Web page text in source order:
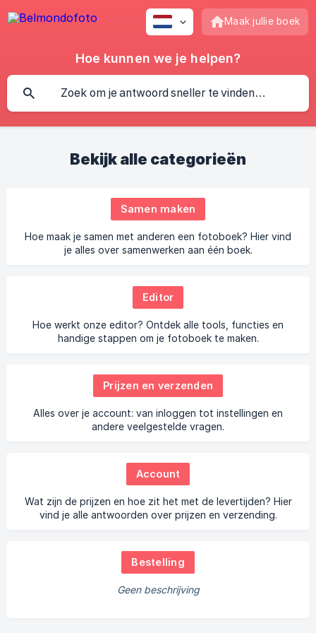
Maak jullie boek
Hoe kunnen we je helpen?
Bekijk alle categorieën
Samen maken
Hoe maak je samen met anderen een fotoboek? Hier vind
je alles over samenwerken aan één boek.
Editor
Hoe werkt onze editor? Ontdek alle tools, functies en
handige stappen om je fotoboek te maken.
Prijzen en verzenden
Alles over je account: van inloggen tot instellingen en
andere veelgestelde vragen.
Account
Wat zijn de prijzen en hoe zit het met de levertijden? Hier
vind je alle antwoorden over prijzen en verzending.
Bestelling
Geen beschrijving